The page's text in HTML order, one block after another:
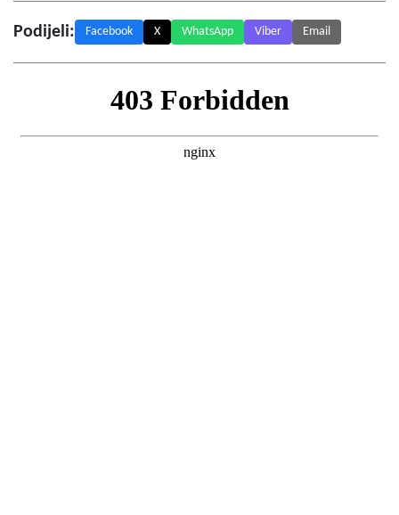
Podijeli: Facebook X WhatsApp Viber Email